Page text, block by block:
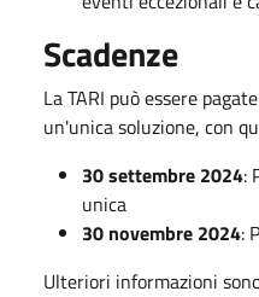
Scadenze
La TARI può essere
un'unica soluzione, con
30 settembre 2024:
unica
30 novembre 2024:
Ulteriori informazioni